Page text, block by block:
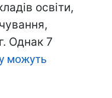
освіти,
Однак 7
можуть